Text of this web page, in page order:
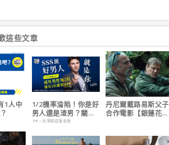
這些文章
1人中
1/2機率淪陷！你是好
男人還是渣男？關鍵
在這
PR・台灣癌症基金會
丹尼爾戴路易斯父子
合作電影【銀蓮花】